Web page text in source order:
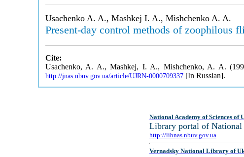
Usachenko A. A., Mashkej I. A., Mishchenko A. A.
Present-day control methods of zoophilous
Cite:
Usachenko, A. A., Mashkej, I. A., Mishchenko, A. A.
http://jnas.nbuv.gov.ua/article/UJRN-0000709337[In Russian].
National Academy of Sciences of
Library portal of
http://libnas.nbuv.gov.ua
Vernadsky National Library of